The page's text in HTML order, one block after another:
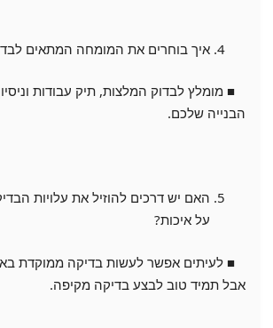
איך בוחרים את המומחה המתאים
■ מומלץ לבדוק המלצות, תיק עבודות
הבנייה שלכם.
האם יש דרכים להוזיל את עלויות
על איכות?
■ לעיתים אפשר לעשות בדיקה ממוקדת
אבל תמיד טוב לבצע בדיקה מקיפה.